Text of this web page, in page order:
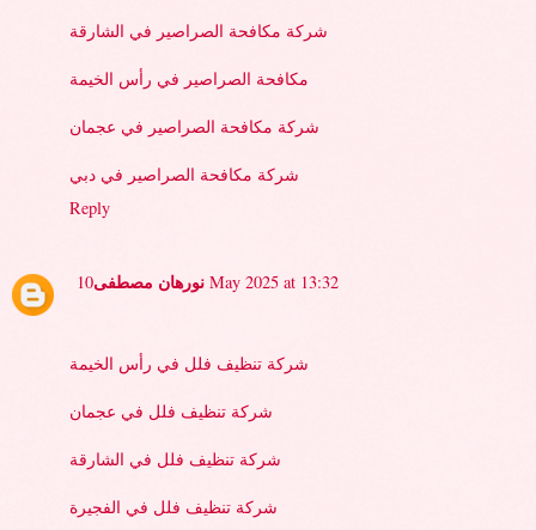
شركة مكافحة الصراصير في الشارقة
مكافحة الصراصير في رأس الخيمة
شركة مكافحة الصراصير في عجمان
شركة مكافحة الصراصير في دبي
Reply
نورهان مصطفى 10 May 2025 at 13:32
شركة تنظيف فلل في رأس الخيمة
شركة تنظيف فلل في عجمان
شركة تنظيف فلل في الشارقة
شركة تنظيف فلل في الفجيرة